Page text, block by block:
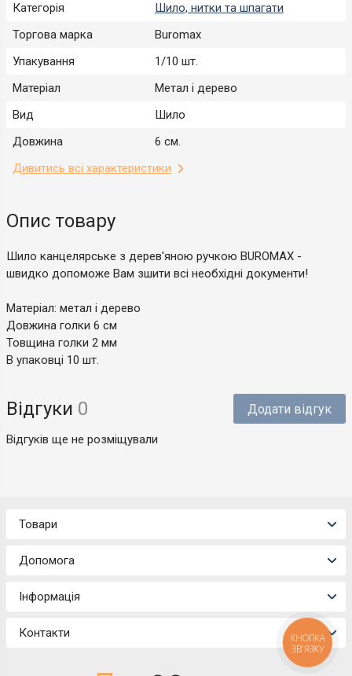
Категорія
Шило, нитки та шпагати
Торгова марка
Buromax
Упакування
1/10 шт.
Матеріал
Метал і дерево
Вид
Шило
Довжина
6 см.
Дивитись всі характеристики
Опис товару
Шило канцелярське з дерев'яною ручкою BUROMAX -
швидко допоможе Вам зшити всі необхідні документи!
Матеріал: метал і дерево
Довжина голки 6 см
Товщина голки 2 мм
В упаковці 10 шт.
Відгуки 0 Додати відгук
Відгуків ще не розміщували
Товари
Допомога
Інформація
Контакти
КНОПКА
ЗВ'ЯЗКУ